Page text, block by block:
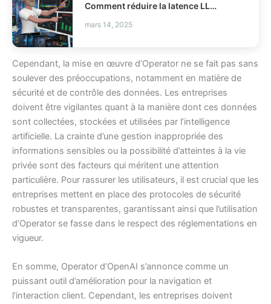
Comment réduire la latence LLM et les coûts en production ?
mars 14, 2025
Cependant, la mise en œuvre d’Operator ne se fait pas sans
soulever des préoccupations, notamment en matière de
sécurité et de contrôle des données. Les entreprises
doivent être vigilantes quant à la manière dont ces données
sont collectées, stockées et utilisées par l’intelligence
artificielle. La crainte d’une gestion inappropriée des
informations sensibles ou la possibilité d’atteintes à la vie
privée sont des facteurs qui méritent une attention
particulière. Pour rassurer les utilisateurs, il est crucial que les
entreprises mettent en place des protocoles de sécurité
robustes et transparentes, garantissant ainsi que l’utilisation
d’Operator se fasse dans le respect des réglementations en
vigueur.
En somme, Operator d’OpenAI s’annonce comme un
puissant outil d’amélioration pour la navigation et
l’interaction client. Cependant, les entreprises doivent